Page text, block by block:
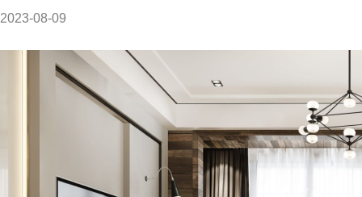
2023-08-09